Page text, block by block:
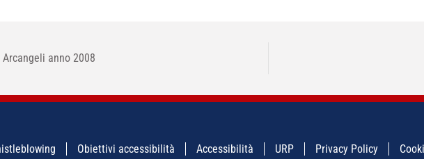
anno 2008
Obiettivi accessibilità Accessibilità URP Privacy Policy